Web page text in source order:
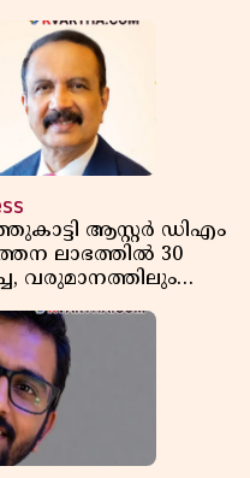
ആസ്റ്റർ ഡിഎം
ലാഭത്തിൽ 30
വരുമാനത്തിലും
പുറത്ത്